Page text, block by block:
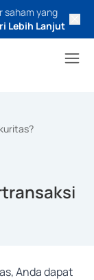
saham yang
Lebih Lanjut
Anda dapat